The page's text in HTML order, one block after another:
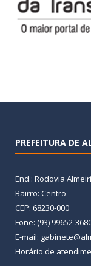
PREFEITURA DE
End.: Rodovia
Bairro: Centro
CEP: 68230-000
Fone: (93) 99652-
E-mail:
Horário de